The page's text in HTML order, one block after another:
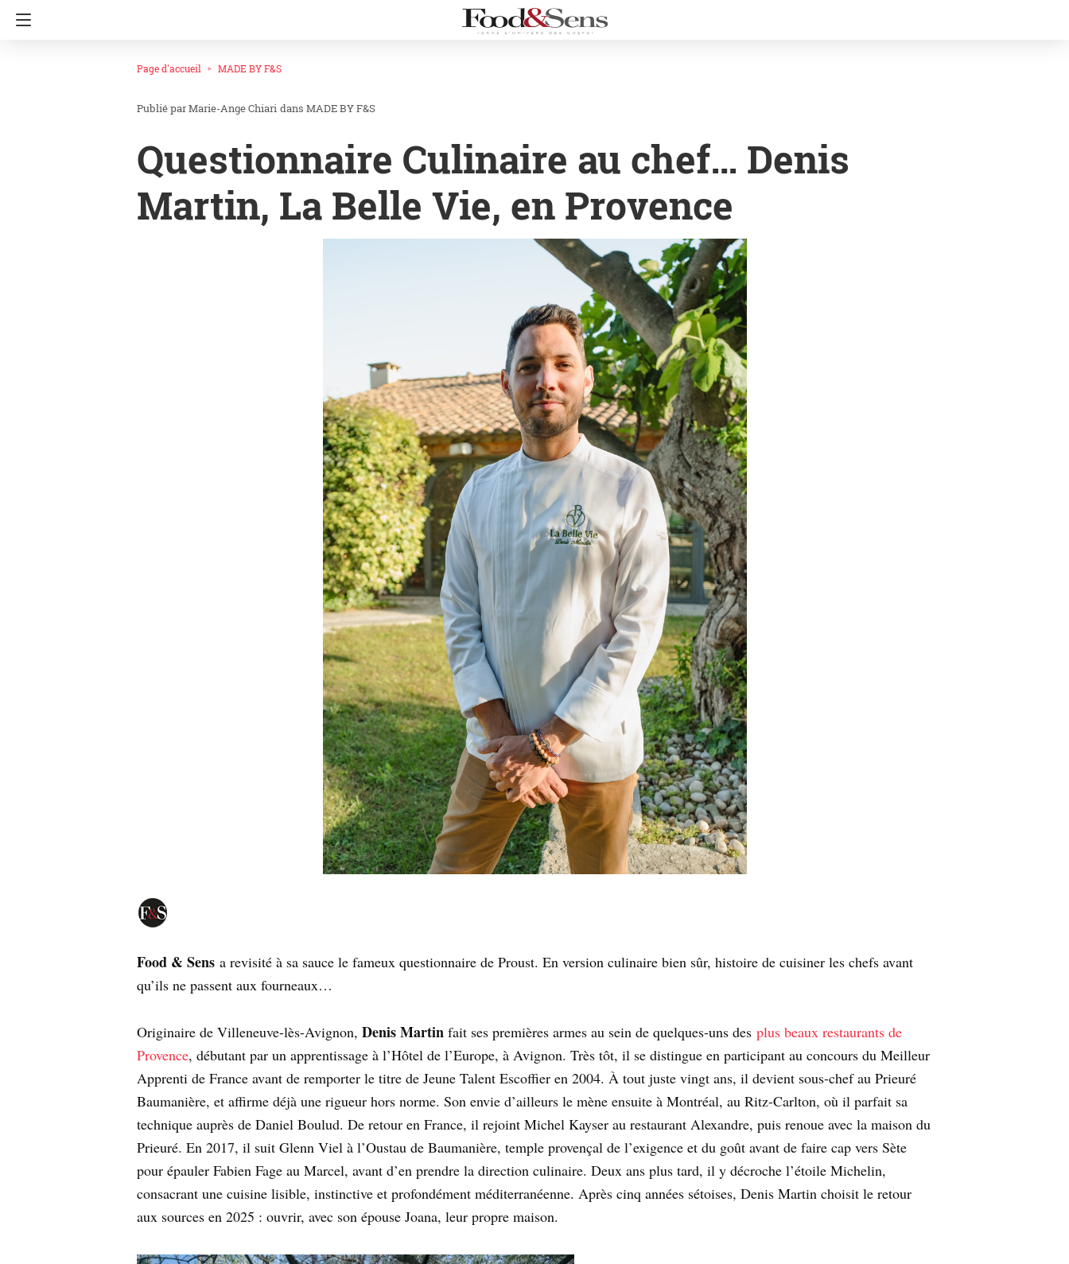
Page d'accueil MADE BY F&S
Marie-Ange Chiari dans MADE BY F&S
Questionnaire Culinaire au chef… Denis
Martin, La Belle Vie, en Provence
Food & Sens a revisité à sa sauce le fameux questionnaire de Proust. En version culinaire bien sûr, histoire de cuisiner les chefs avant
qu’ils ne passent aux fourneaux…
Originaire de Villeneuve-lès-Avignon, Denis Martin fait ses premières armes au sein de quelques-uns des plus beaux restaurants de
Provence, débutant par un apprentissage à l’Hôtel de l’Europe, à Avignon. Très tôt, il se distingue en participant au concours du Meilleur
Apprenti de France avant de remporter le titre de Jeune Talent Escoffier en 2004. À tout juste vingt ans, il devient sous-chef au Prieuré
Baumanière, et affirme déjà une rigueur hors norme. Son envie d’ailleurs le mène ensuite à Montréal, au Ritz-Carlton, où il parfait sa
technique auprès de Daniel Boulud. De retour en France, il rejoint Michel Kayser au restaurant Alexandre, puis renoue avec la maison du
Prieuré. En 2017, il suit Glenn Viel à l’Oustau de Baumanière, temple provençal de l’exigence et du goût avant de faire cap vers Sète
pour épauler Fabien Fage au Marcel, avant d’en prendre la direction culinaire. Deux ans plus tard, il y décroche l’étoile Michelin,
consacrant une cuisine lisible, instinctive et profondément méditerranéenne. Après cinq années sétoises, Denis Martin choisit le retour
aux sources en 2025 : ouvrir, avec son épouse Joana, leur propre maison.